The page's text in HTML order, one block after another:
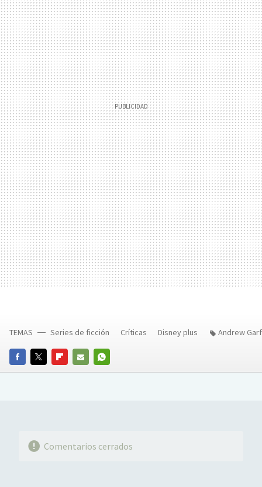
FACEBOOKTWITTERFLIPBOARD
E-
WHATSAPP
TEMAS Series de ficción Críticas Disney plus Andrew
Comentarios cerrados